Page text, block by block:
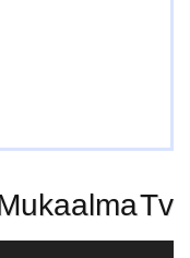
Mukaalma Tv